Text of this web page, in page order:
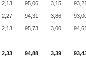
2,13 95,06 3,15
2,27 94,31 3,86
2,13 95,73 3,00
2,33 94,88 3,39